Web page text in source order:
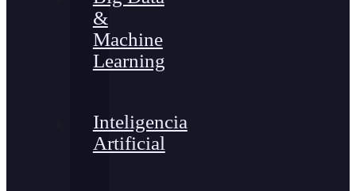
&
Machine
Learning
Inteligencia
Artificial